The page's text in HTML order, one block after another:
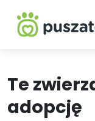
Te
adopcję